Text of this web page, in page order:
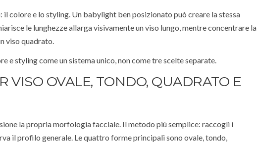
colore e lo styling. Un babylight ben posizionato può creare la stessa
le lunghezze allarga visivamente un viso lungo, mentre concentrare la
viso quadrato.
e styling come un sistema unico, non come tre scelte separate.
VISO OVALE, TONDO, QUADRATO E
la propria morfologia facciale. Il metodo più semplice: raccogli i
il profilo generale. Le quattro forme principali sono ovale, tondo,